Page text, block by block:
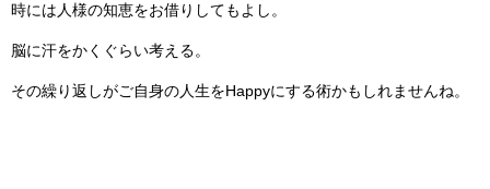
時には人様の知恵をお借りしてもよし。
脳に汗をかくぐらい考える。
その繰り返しがご自身の人生をHappyにする術かもしれませんね。